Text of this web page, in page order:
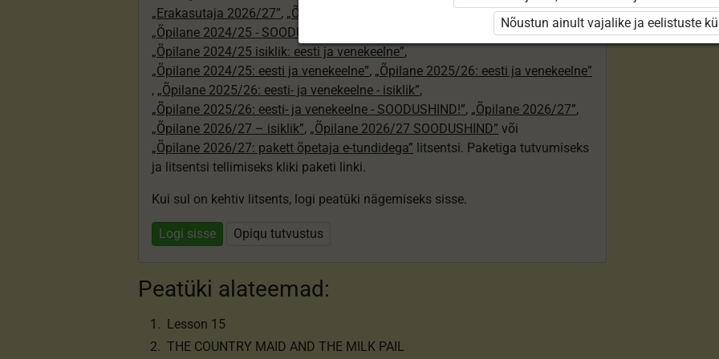
„Erakasutaja 2026/27”, „Õpilane 2024/25”
„Õpilane 2024/25 - SOODUSHIND!”
„Õpilane 2024/25 – isiklik”,
„Õpilane 2024/25 isiklik: eesti ja venekeelne”,
„Õpilane 2024/25: eesti ja venekeelne”, „Õpilane 2025/26: eesti ja venekeelne”
, „Õpilane 2025/26: eesti- ja venekeelne - isiklik”,
„Õpilane 2025/26: eesti- ja venekeelne - SOODUSHIND!”, „Õpilane 2026/27”,
„Õpilane 2026/27 – isiklik”, „Õpilane 2026/27 SOODUSHIND” või
„Õpilane 2026/27: pakett õpetaja e-tundidega” litsentsi. Paketiga tutvumiseks
ja litsentsi tellimiseks kliki paketi linki.
Kui sul on kehtiv litsents, logi peatüki nägemiseks sisse.
Logi sisse Opiqu tutvustus
Peatüki alateemad:
Lesson 15
THE COUNTRY MAID AND THE MILK PAIL
Nõustun ainult vajalike ja eelistuste